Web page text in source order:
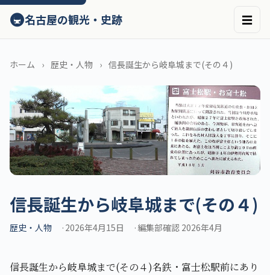
ン
テ
へ
キ
ッ
プ
🚇名古屋の観光・史跡 ☰
ホーム 歴史・人物 信長誕生から岐阜城まで(その４)
信長誕生から岐阜城まで(その４)
歴史・人物 2026年4月15日 編集部確認 2026年4月
信長誕生から岐阜城まで(その４)名鉄・富士松駅前にあり